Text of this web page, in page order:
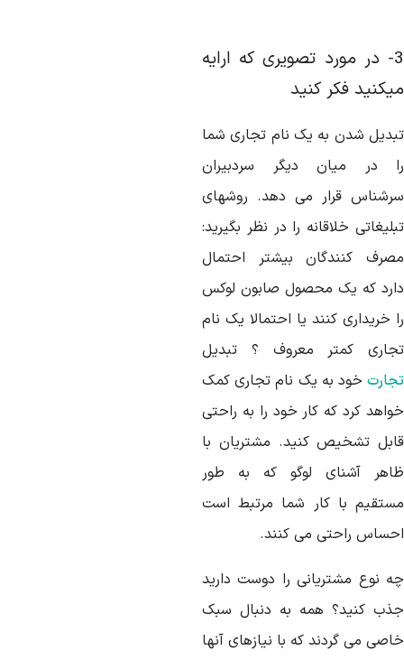
3- در مورد تصویری که ارایه
فکر کنید
شدن به یک نام تجاری شما
در میان دیگر سردبیران
قرار می دهد. روشهای
خلاقانه را در نظر بگیرید:
کنندگان بیشتر احتمال
که یک محصول صابون لوکس
خریداری کنند یا احتمالا یک نام
کمتر معروف ؟ تبدیل
خود به یک نام تجاری کمک
کرد که کار خود را به راحتی
تشخیص کنید. مشتریان با
آشنای لوگو که به طور
با کار شما مرتبط است
راحتی می کنند.
نوع مشتریانی را دوست دارید
کنید؟ همه به دنبال سبک
می گردند که با نیازهای آنها